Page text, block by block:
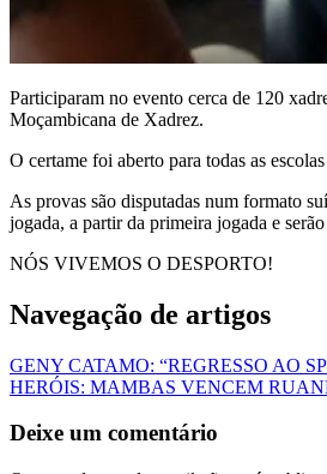
Participaram no evento cerca de 120
Moçambicana de Xadrez.
O certame foi aberto para todas as
As provas são disputadas num formato
jogada, a partir da primeira jogada e
NÓS VIVEMOS O DESPORTO!
Navegação de artigos
GENY CATAMO: “REGRESSO AO
HERÓIS: MAMBAS VENCEM
Deixe um comentário